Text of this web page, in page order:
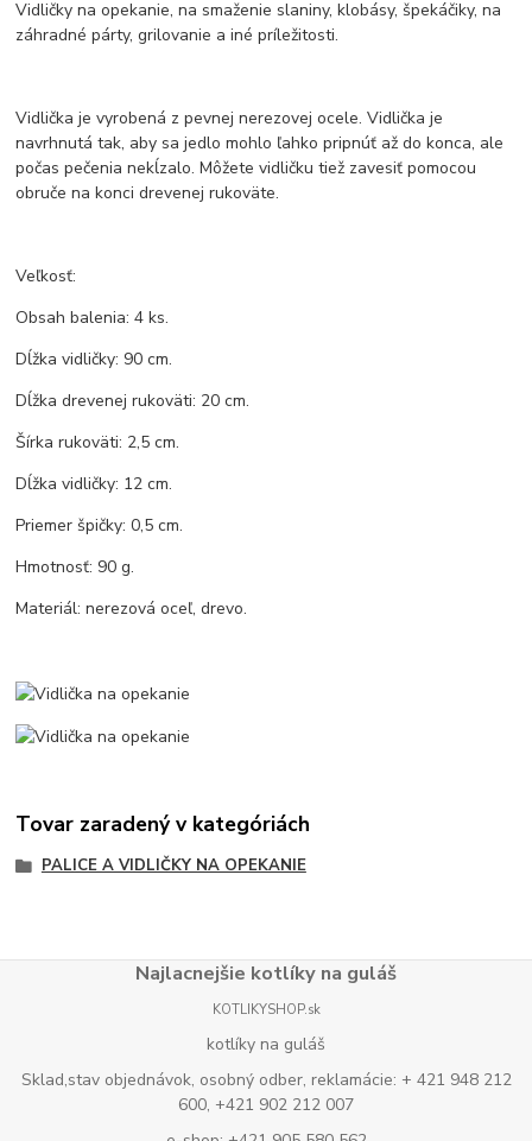
Vidličky na opekanie, na smaženie slaniny, klobásy, špekáčiky, na
záhradné párty, grilovanie a iné príležitosti.
Vidlička je vyrobená z pevnej nerezovej ocele. Vidlička je
navrhnutá tak, aby sa jedlo mohlo ľahko pripnúť až do konca, ale
počas pečenia nekĺzalo. Môžete vidličku tiež zavesiť pomocou
obruče na konci drevenej rukoväte.
Veľkosť:
Obsah balenia: 4 ks.
Dĺžka vidličky: 90 cm.
Dĺžka drevenej rukoväti: 20 cm.
Šírka rukoväti: 2,5 cm.
Dĺžka vidličky: 12 cm.
Priemer špičky: 0,5 cm.
Hmotnosť: 90 g.
Materiál: nerezová oceľ, drevo.
Tovar zaradený v kategóriách
PALICE A VIDLIČKY NA OPEKANIE
Najlacnejšie kotlíky na guláš
KOTLIKYSHOP.sk
kotlíky na guláš
Sklad,stav objednávok, osobný odber, reklamácie: + 421 948 212
600, +421 902 212 007